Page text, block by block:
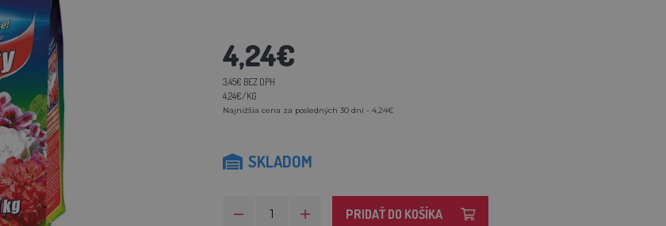
4,24€
3,45€ BEZ DPH
4,24€/KG
Najnižšia cena za posledných 30 dní - 4,24€
SKLADOM
PRIDAŤ DO KOŠÍKA